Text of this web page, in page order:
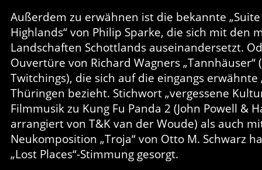
Außerdem zu erwähnen ist die bekannte
Highlands“ von Philip Sparke, die sich mit den
Landschaften Schottlands auseinandersetzt.
Ouvertüre von Richard Wagners
Twitchings), die sich auf die eingangs erwähnte
Thüringen bezieht. Stichwort „vergessene
Filmmusik zu Kung Fu Panda 2 (John Powell &
arrangiert von T&K van der Woude) als auch
Neukomposition „Troja“ von Otto M. Schwarz
„Lost Places“-Stimmung gesorgt.